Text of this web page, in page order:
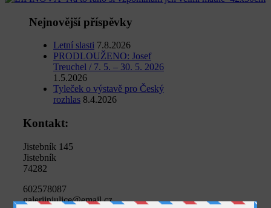
Nejnovější příspěvky
Letní slasti 7.8.2026
PRODLOUŽENO: Josef
Treuchel / 7. 5. – 30. 5. 2026
1.5.2026
Tyleček o výstavě pro Český
rozhlas 8.4.2026
Kontakt:
Jistebník 145
Jistebník
74282
602578087
galerijniulice@email.cz